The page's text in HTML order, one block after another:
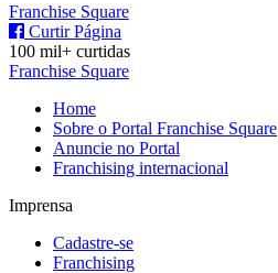
Franchise Square
Curtir Página
100 mil+ curtidas
Franchise Square
Home
Sobre o Portal Franchise Square
Anuncie no Portal
Franchising internacional
Imprensa
Cadastre-se
Franchising